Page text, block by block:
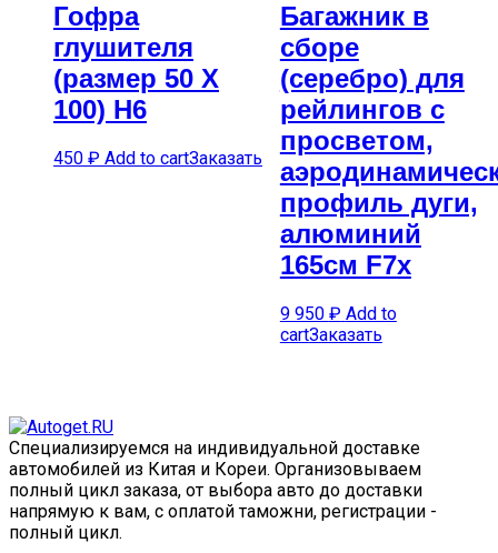
Гофра
глушителя
(размер 50 Х
100) H6
450 ₽ Add to cartЗаказать
Багажник в
сборе
(серебро) для
рейлингов с
просветом,
профиль дуги,
алюминий
165см F7x
9 950 ₽ Add to
cartЗаказать
Специализируемся на индивидуальной доставке
автомобилей из Китая и Кореи. Организовываем
полный цикл заказа, от выбора авто до доставки
напрямую к вам, с оплатой таможни, регистрации -
полный цикл.